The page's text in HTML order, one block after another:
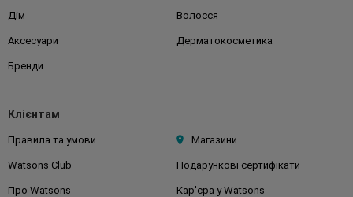
Дім Волосся
Аксесуари Дерматокосметика
Бренди
Клієнтам
Правила та умови Магазини
Watsons Club Подарункові сертифікати
Про Watsons Кар'єра у Watsons